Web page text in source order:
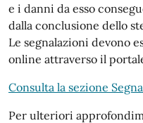
e i danni da esso
dalla conclusione dello
Le segnalazioni devono
online attraverso il
Consulta la sezione
Per ulteriori